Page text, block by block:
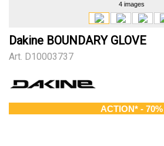
4 images
Dakine BOUNDARY GLOVE
Art. D10003737
ACTION* - 70%